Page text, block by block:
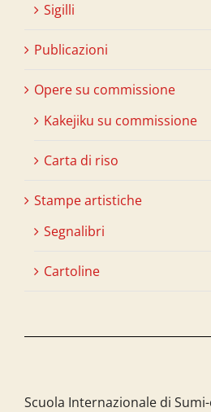
Sigilli
Publicazioni
Opere su commissione
Kakejiku su commissione
Carta di riso
Stampe artistiche
Segnalibri
Cartoline
Scuola Internazionale di